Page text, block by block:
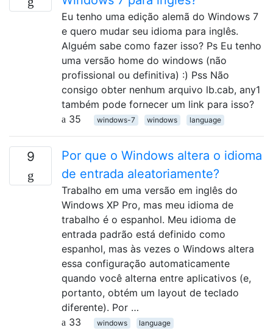
Eu tenho uma edição alemã do Windows 7
e quero mudar seu idioma para inglês.
Alguém sabe como fazer isso? Ps Eu tenho
uma versão home do windows (não
profissional ou definitiva) :) Pss Não
consigo obter nenhum arquivo lb.cab, any1
também pode fornecer um link para isso?
35
windows-7 windows language
9
Por que o Windows altera o idioma
de entrada aleatoriamente?
Trabalho em uma versão em inglês do
Windows XP Pro, mas meu idioma de
trabalho é o espanhol. Meu idioma de
entrada padrão está definido como
espanhol, mas às vezes o Windows altera
essa configuração automaticamente
quando você alterna entre aplicativos (e,
portanto, obtém um layout de teclado
diferente). Por …
33
windows language